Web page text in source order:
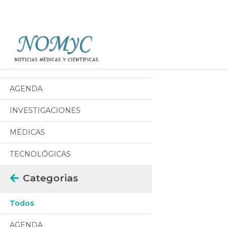
Categorias
Todos
AGENDA
INVESTIGACIONES
MÉDICAS
TECNOLÓGICAS
Categorias
Todos
AGENDA